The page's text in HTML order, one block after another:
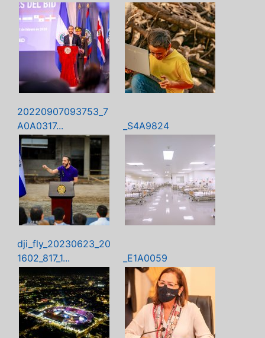
20220907093753_7
A0A0317...
_S4A9824
dji_fly_20230623_20
1602_817_1...
_E1A0059